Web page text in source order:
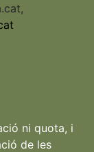
,
ni quota, i
de les